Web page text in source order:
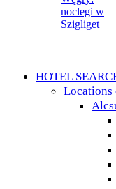
HOTEL
Locations